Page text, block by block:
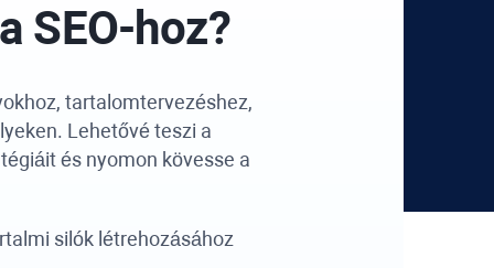
SEO-hoz?
tartalomtervezéshez,
Lehetővé teszi a
és nyomon kövesse a
silók létrehozásához